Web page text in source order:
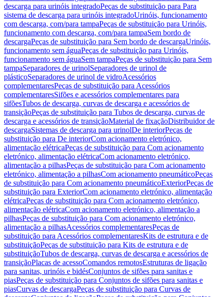
descarga para urinóis integradoPeças de substituição para Para
sistema de descarga para urinóis integradoUrinóis, funcionamento
com descarga, com/para tampaPeças de substituição para Urinóis,
funcionamento com descarga, com/para tampaSem bordo de
descargaPeças de substituição para Sem bordo de descargaUrinóis,
funcionamento sem águaPeças de substituição para Urinóis,
funcionamento sem águaSem tampaPeças de substituição para Sem
tampaSeparadores de urinolSeparadores de urinol de
plásticoSeparadores de urinol de vidroAcessórios
complementaresPeças de substituição para Acessórios
complementaresSifões e acessórios complementares para
sifõesTubos de descarga, curvas de descarga e acessórios de
transiçãoPeças de substituição para Tubos de descarga, curvas de
descarga e acessórios de transiçãoMaterial de fixaçãoDistribuidor de
descargaSistemas de descarga para urinolDe interiorPeças de
substituição para De interiorCom acionamento eletrónico,
alimentação elétricaPeças de substituição para Com acionamento
eletrónico, alimentação elétricaCom acionamento eletrónico,
alimentação a pilhasPeças de substituição para Com acionamento
eletrónico, alimentação a pilhasCom acionamento pneumáticoPeças
de substituição para Com acionamento pneumáticoExteriorPeças de
substituição para ExteriorCom acionamento eletrónico, alimentação
elétricaPeças de substituição para Com acionamento eletrónico,
alimentação elétricaCom acionamento eletrónico, alimentação a
pilhasPeças de substituição para Com acionamento eletrónico,
alimentação a pilhasAcessórios complementaresPeças de
substituição para Acessórios complementaresKits de estrutura e de
substituiçãoPeças de substituição para Kits de estrutura e de
substituiçãoTubos de descarga, curvas de descarga e acessórios de
transiçãoPlacas de acessoComandos remotosEstruturas de ligação
para sanitas, urinóis e bidésConjuntos de sifões para sanitas e
piasPeças de substituição para Conjuntos de sifões para sanitas e
piasCurvas de descargaPeças de substituição para Curvas de